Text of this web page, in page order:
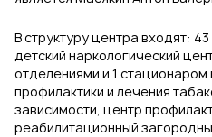
В структуру центра входят:
детский наркологический
отделениями и 1 стационаром
профилактики и лечения
зависимости, центр
реабилитационный